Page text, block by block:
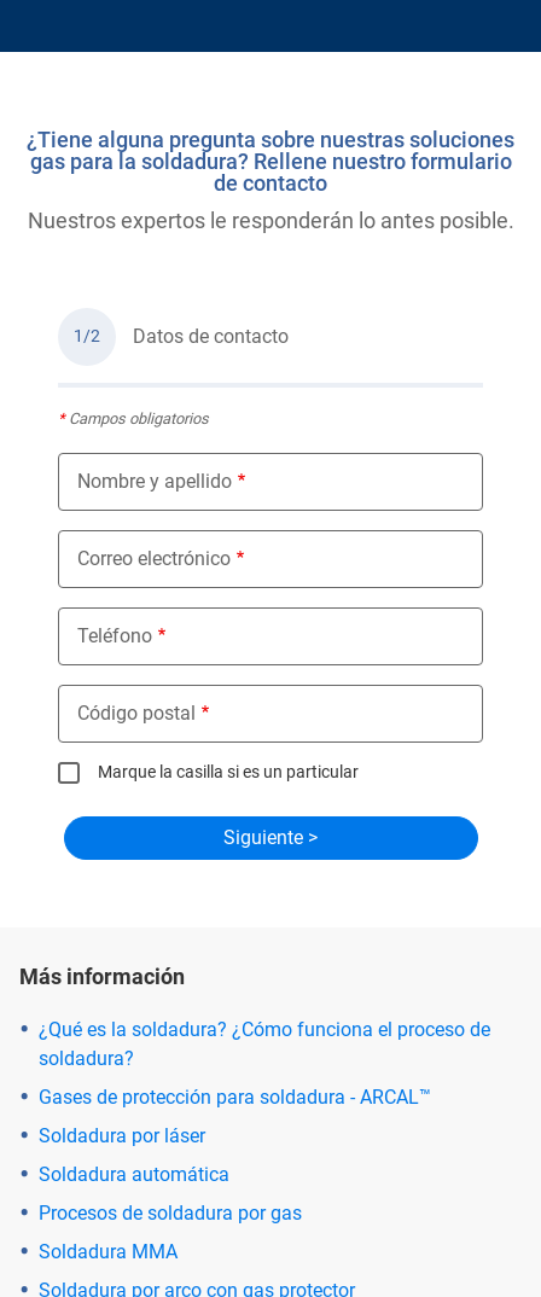
¿Tiene alguna pregunta sobre nuestras soluciones
gas para la soldadura? Rellene nuestro formulario
de contacto
Nuestros expertos le responderán lo antes posible.
1/2 Datos de contacto
*Campos obligatorios
Nombre y apellido
Correo electrónico
Teléfono
Código postal
Marque la casilla si es un particular
Más información
¿Qué es la soldadura? ¿Cómo funciona el proceso de
soldadura?
Gases de protección para soldadura - ARCAL™
Soldadura por láser
Soldadura automática
Procesos de soldadura por gas
Soldadura MMA
Soldadura por arco con gas protector